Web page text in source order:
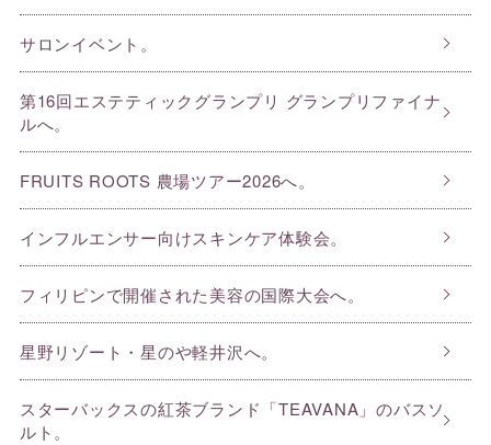
サロンイベント。
第16回エステティックグランプリ グランプリファイナ
ルへ。
FRUITS ROOTS 農場ツアー2026へ。
インフルエンサー向けスキンケア体験会。
フィリピンで開催された美容の国際大会へ。
星野リゾート・星のや軽井沢へ。
スターバックスの紅茶ブランド「TEAVANA」のバスソ
ルト。